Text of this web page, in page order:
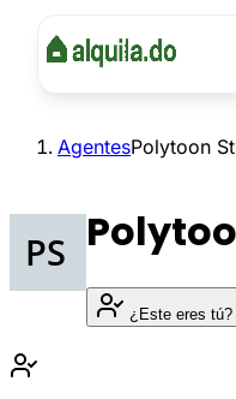
AgentesPolytoon
¿Este eres tú?